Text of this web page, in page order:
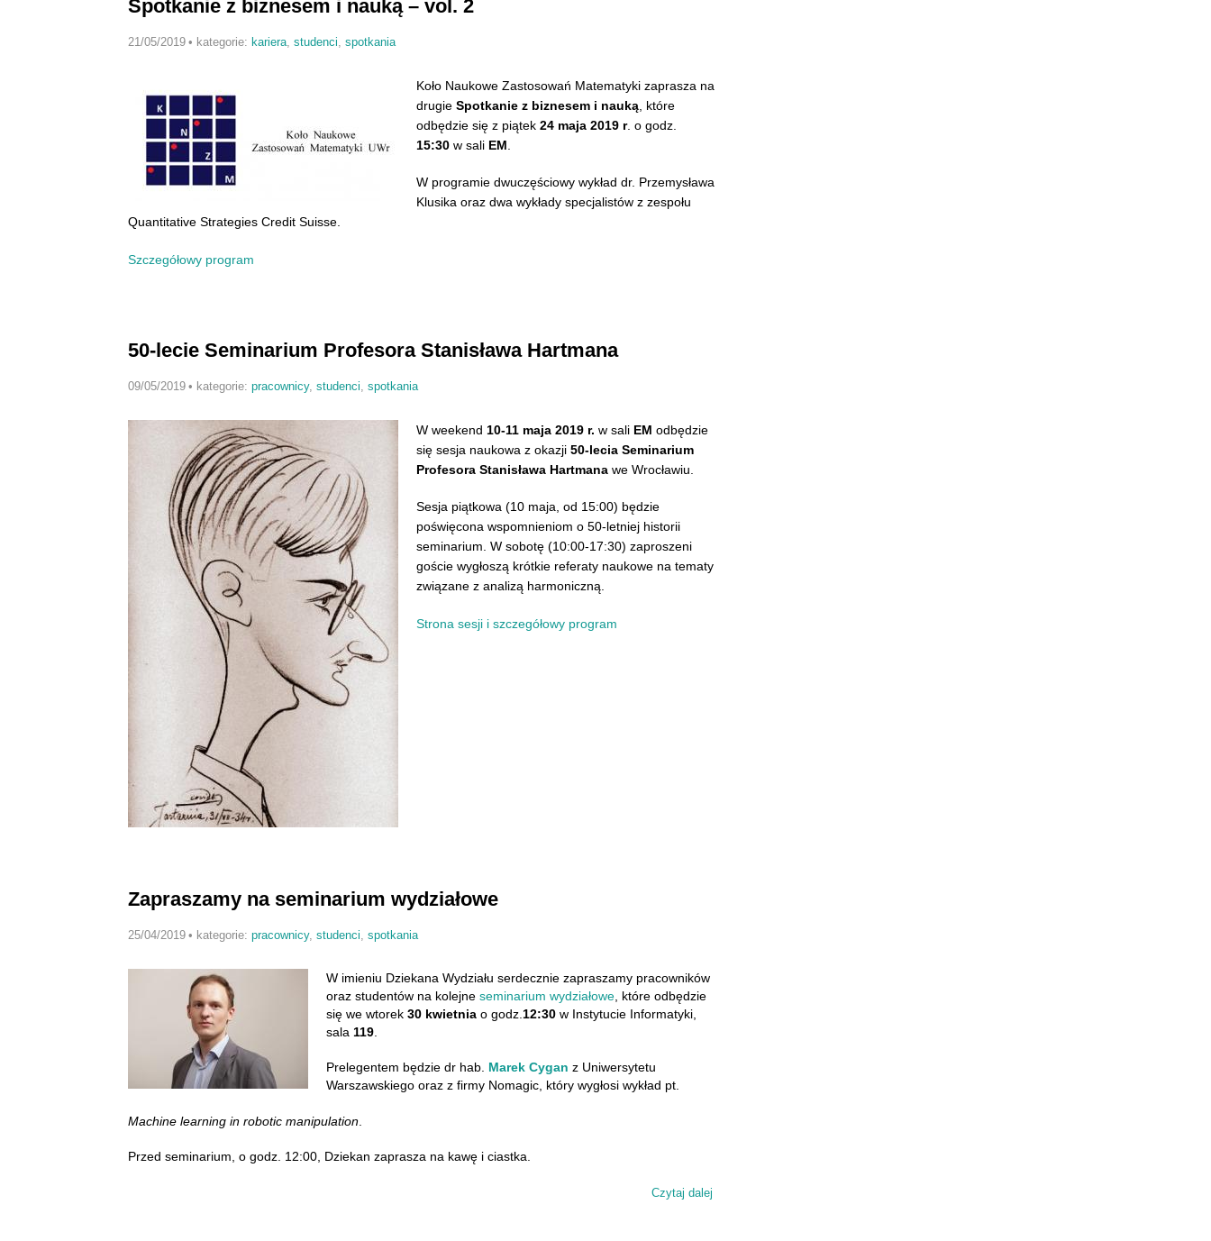
Spotkanie z biznesem i nauką – vol. 2
21/05/2019 • kategorie: kariera, studenci spotkania
Koło Naukowe Zastosowań Matematyki zaprasza na
drugie Spotkanie z biznesem i nauką , które
odbędzie się z piątek 24 maja 2019 r. o godz.
15:30 w sali EM
W programie dwuczęściowy wykład dr. Przemysława
Klusika oraz dwa wykłady specjalistów z zespołu
Quantitative Strategies Credit Suisse.
Szczegółowy program
50-lecie Seminarium Profesora Stanisława Hartmana
09/05/2019 • kategorie: pracownicy, studenci spotkania
W weekend 10-11 maja 2019 r. w sali EM odbędzie
się sesja naukowa z okazji 50-lecia Seminarium
Profesora Stanisława Hartmana we Wrocławiu.
Sesja piątkowa (10 maja, od 15:00) będzie
poświęcona wspomnieniom o 50-letniej historii
seminarium. W sobotę (10:00-17:30) zaproszeni
goście wygłoszą krótkie referaty naukowe na tematy
związane z analizą harmoniczną.
Strona sesji i szczegółowy program
Zapraszamy na seminarium wydziałowe
25/04/2019 • kategorie: pracownicy, studenci spotkania
W imieniu Dziekana Wydziału serdecznie zapraszamy pracowników
oraz studentów na kolejne seminarium wydziałowe , które odbędzie
się we wtorek 30 kwietnia o godz. 12:30 w Instytucie Informatyki,
sala 119
Prelegentem będzie dr hab. Marek Cygan z Uniwersytetu
Warszawskiego oraz z firmy Nomagic, który wygłosi wykład pt.
Machine learning in robotic manipulation
Przed seminarium, o godz. 12:00, Dziekan zaprasza na kawę i ciastka.
Czytaj dalej